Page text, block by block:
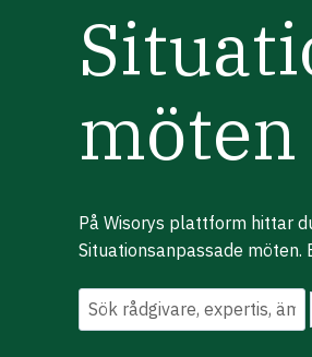
möten
På Wisorys plattform hittar
Situationsanpassade möten.